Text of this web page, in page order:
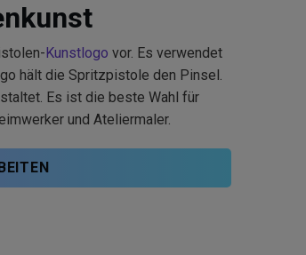
Kunstlogo vor. Es verwendet
hält die Spritzpistole den Pinsel.
Es ist die beste Wahl für
und Ateliermaler.